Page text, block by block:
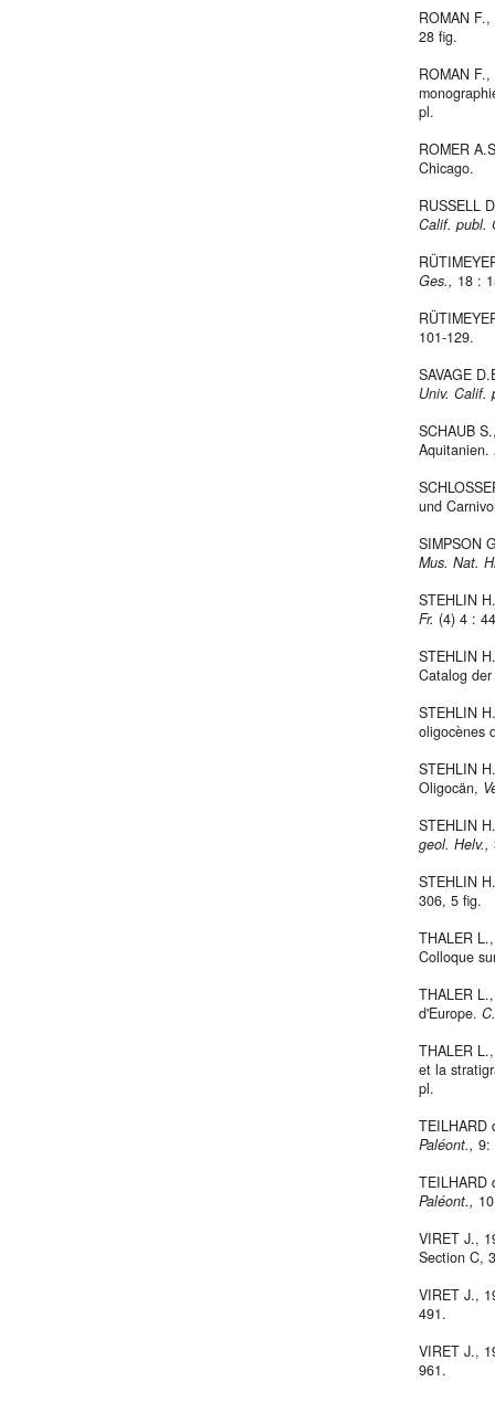
ROMAN
28 fig.
ROMAN
pl.
ROMER
Chicago.
RUSSELL
Calif. publ.
Ges., 18 :
101-129.
SAVAGE
Univ. Calif.
SCHAUB
Aquitanien.
und
SIMPSON
Mus. Nat.
STEHLIN
Fr. (4) 4 :
STEHLIN
Catalog
STEHLIN
oligocènes
STEHLIN
Oligocän,
STEHLIN
geol. Helv.,
STEHLIN
306, 5 fig.
THALER
Colloque
THALER
d'Europe.
THALER
et la
pl.
TEILHARD
Paléont., 9:
TEILHARD
Paléont.,
VIRET J.,
Section C,
VIRET J.,
491.
VIRET J.,
961.